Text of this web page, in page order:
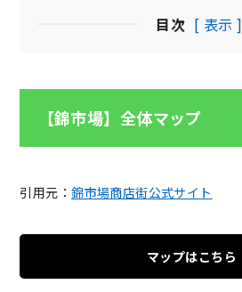
目次 [ 表示 ]
【錦市場】全体マップ
引用元：錦市場商店街公式サイト
マップはこちら